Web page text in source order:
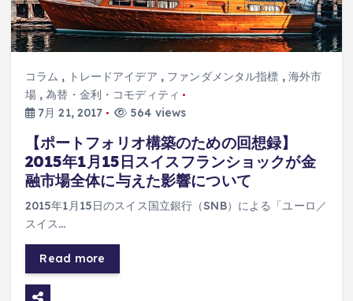
コラム , トレードアイデア , ファンダメンタル指標 , 海外市
場,為替・金利・コモディティ
7月 21, 2017
564 views
【ポートフォリオ構築のための回想録】
2015年1月15日スイスフランショックが金
融市場全体に与えた影響について
2015年1月15日のスイス国立銀行（SNB）による「ユーロ／
スイス…
Read more